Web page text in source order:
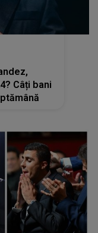
Câți bani